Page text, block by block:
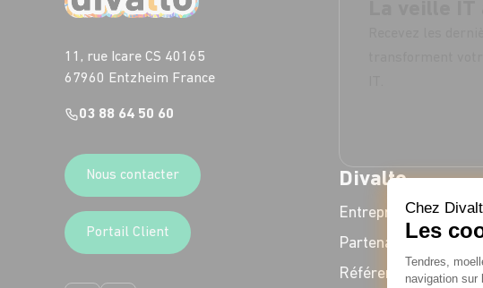
11, rue Icare CS 40165
67960 Entzheim France
03 88 64 50 60
Nous contacter
Portail Client
Divalto
Entreprise
Partenaires
Références
Chez
Les
Tendres,
navigation sur